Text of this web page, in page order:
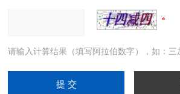
请输入计算结果（填写阿拉伯数字），如：三